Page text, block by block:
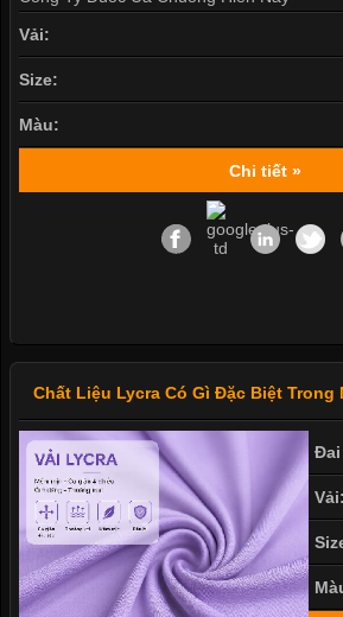
Vải:
Size:
Màu:
Chi tiết »
Chất Liệu Lycra Có Gì Đặc Biệt Trong
Vải: